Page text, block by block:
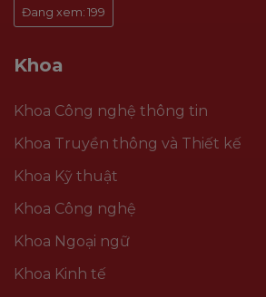
Đang xem: 199
Khoa
Khoa Công nghệ thông tin
Khoa Truyền thông và Thiết kế
Khoa Kỹ thuật
Khoa Công nghệ
Khoa Ngoại ngữ
Khoa Kinh tế